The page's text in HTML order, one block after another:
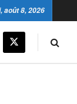
août 8, 2026